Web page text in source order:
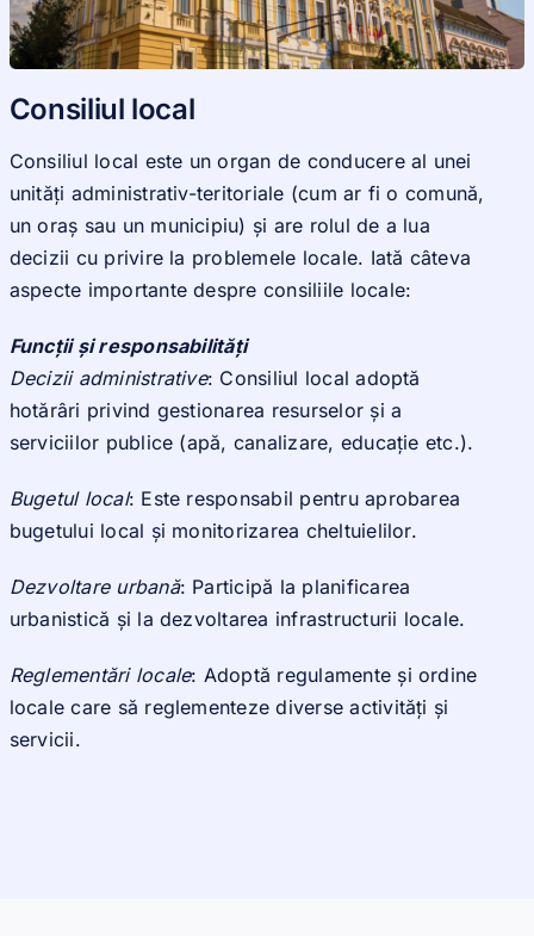
Noutati
Consiliul local
Consiliul local este un organ de conducere al unei
unități administrativ-teritoriale (cum ar fi o comună,
un oraș sau un municipiu) și are rolul de a lua
decizii cu privire la problemele locale. Iată câteva
aspecte importante despre consiliile locale:
Funcții și responsabilități
Decizii administrative: Consiliul local adoptă
hotărâri privind gestionarea resurselor și a
serviciilor publice (apă, canalizare, educație etc.).
Bugetul local: Este responsabil pentru aprobarea
bugetului local și monitorizarea cheltuielilor.
Dezvoltare urbană: Participă la planificarea
urbanistică și la dezvoltarea infrastructurii locale.
Reglementări locale: Adoptă regulamente și ordine
locale care să reglementeze diverse activități și
servicii.